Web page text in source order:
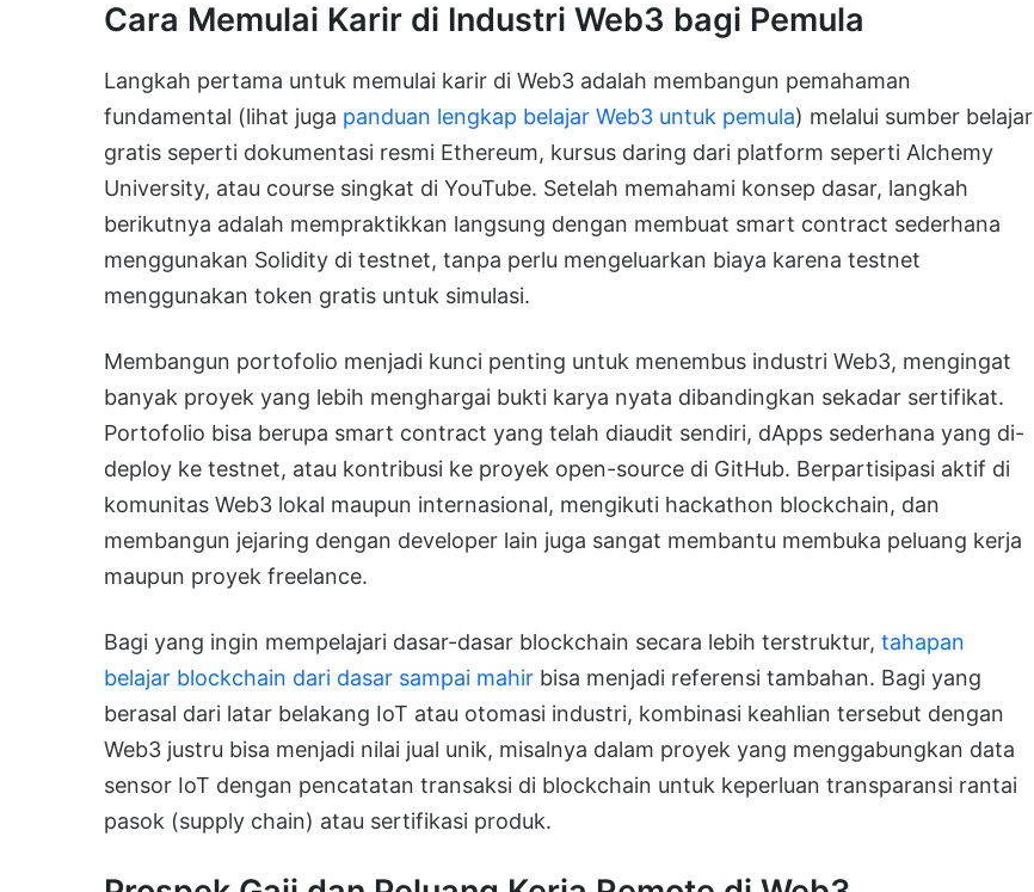
Cara Memulai Karir di Industri Web3 bagi Pemula
Langkah pertama untuk memulai karir di Web3 adalah membangun pemahaman
fundamental (lihat juga panduan lengkap belajar Web3 untuk pemula) melalui sumber belajar
gratis seperti dokumentasi resmi Ethereum, kursus daring dari platform seperti Alchemy
University, atau course singkat di YouTube. Setelah memahami konsep dasar, langkah
berikutnya adalah mempraktikkan langsung dengan membuat smart contract sederhana
menggunakan Solidity di testnet, tanpa perlu mengeluarkan biaya karena testnet
menggunakan token gratis untuk simulasi.
Membangun portofolio menjadi kunci penting untuk menembus industri Web3, mengingat
banyak proyek yang lebih menghargai bukti karya nyata dibandingkan sekadar sertifikat.
Portofolio bisa berupa smart contract yang telah diaudit sendiri, dApps sederhana yang di-
deploy ke testnet, atau kontribusi ke proyek open-source di GitHub. Berpartisipasi aktif di
komunitas Web3 lokal maupun internasional, mengikuti hackathon blockchain, dan
membangun jejaring dengan developer lain juga sangat membantu membuka peluang kerja
maupun proyek freelance.
Bagi yang ingin mempelajari dasar-dasar blockchain secara lebih terstruktur, tahapan
belajar blockchain dari dasar sampai mahir bisa menjadi referensi tambahan. Bagi yang
berasal dari latar belakang IoT atau otomasi industri, kombinasi keahlian tersebut dengan
Web3 justru bisa menjadi nilai jual unik, misalnya dalam proyek yang menggabungkan data
sensor IoT dengan pencatatan transaksi di blockchain untuk keperluan transparansi rantai
pasok (supply chain) atau sertifikasi produk.